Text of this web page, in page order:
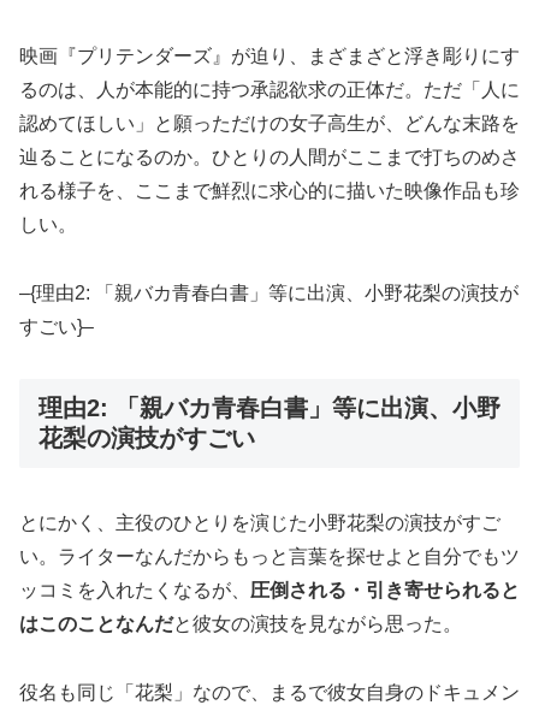
映画『プリテンダーズ』が迫り、まざまざと浮き彫りにす
るのは、人が本能的に持つ承認欲求の正体だ。ただ「人に
認めてほしい」と願っただけの女子高生が、どんな末路を
辿ることになるのか。ひとりの人間がここまで打ちのめさ
れる様子を、ここまで鮮烈に求心的に描いた映像作品も珍
しい。
–{理由2: 「親バカ青春白書」等に出演、小野花梨の演技が
すごい}–
理由2: 「親バカ青春白書」等に出演、小野
花梨の演技がすごい
とにかく、主役のひとりを演じた小野花梨の演技がすご
い。ライターなんだからもっと言葉を探せよと自分でもツ
ッコミを入れたくなるが、 圧倒される・引き寄せられると
はこのことなんだと彼女の演技を見ながら思った。
役名も同じ「花梨」なので、まるで彼女自身のドキュメン